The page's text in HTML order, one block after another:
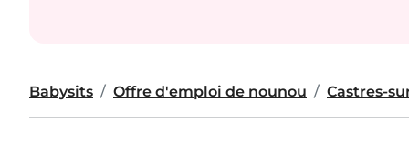
Babysits Offre d'emploi de nounou Castres-